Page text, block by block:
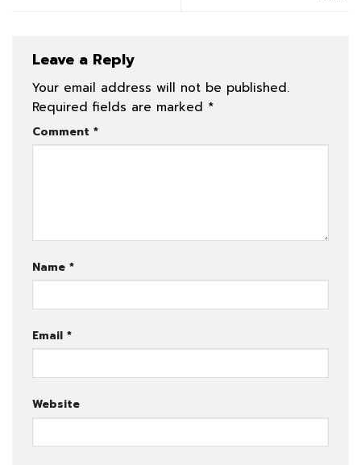
Leave a Reply
Your email address will not be published.
Required fields are marked *
Comment *
Name *
Email *
Website